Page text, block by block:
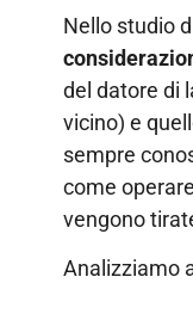
Nello studio
del datore di
vicino) e
sempre
come
vengono
Analizziamo